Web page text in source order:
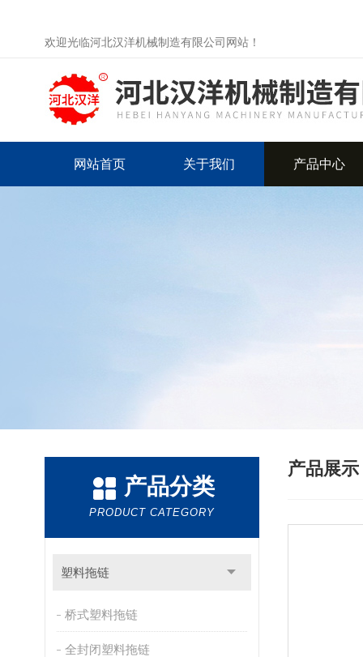
欢迎光临河北汉洋机械制造有限公司网站！
网站首页 关于我们 产品中心
产品分类
PRODUCT CATEGORY
塑料拖链
桥式塑料拖链
全封闭塑料拖链
产品展示